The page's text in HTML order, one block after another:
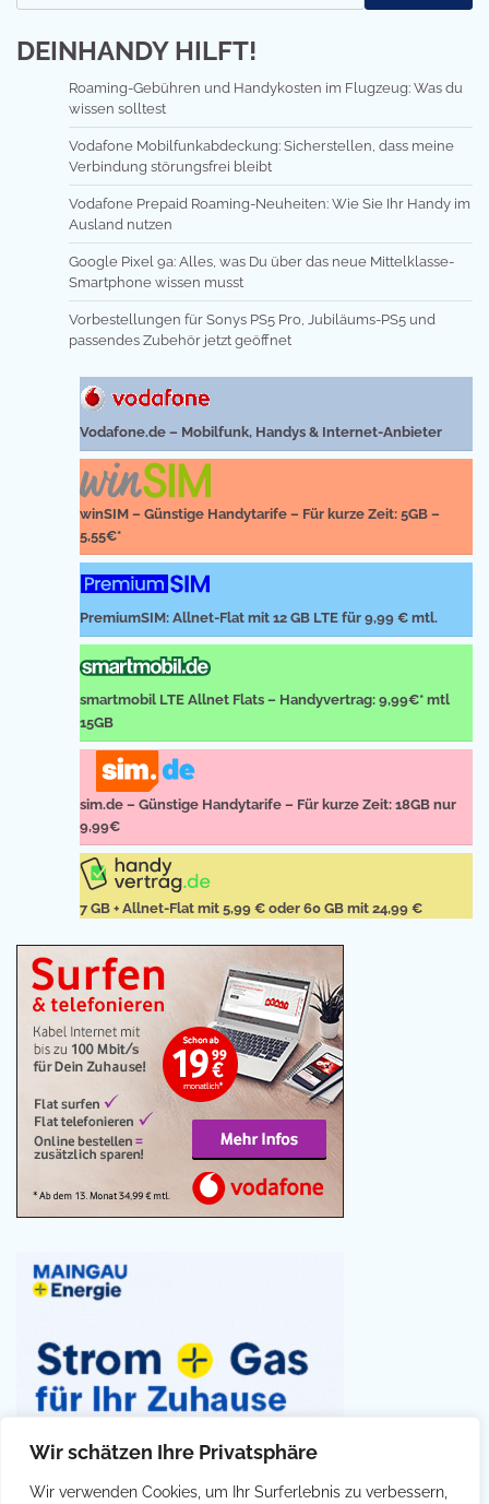
Wir schätzen Ihre Privatsphäre
Wir verwenden Cookies, um Ihr Surferlebnis zu verbessern,
DEINHANDY HILFT!
Roaming-Gebühren und Handykosten im Flugzeug: Was du
wissen solltest
Vodafone Mobilfunkabdeckung: Sicherstellen, dass meine
Verbindung störungsfrei bleibt
Vodafone Prepaid Roaming-Neuheiten: Wie Sie Ihr Handy im
Ausland nutzen
Google Pixel 9a: Alles, was Du über das neue Mittelklasse-
Smartphone wissen musst
Vorbestellungen für Sonys PS5 Pro, Jubiläums-PS5 und
passendes Zubehör jetzt geöffnet
Vodafone.de – Mobilfunk, Handys & Internet-Anbieter
winSIM – Günstige Handytarife – Für kurze Zeit: 5GB –
5,55€*
PremiumSIM: Allnet-Flat mit 12 GB LTE für 9,99 € mtl.
smartmobil LTE Allnet Flats – Handyvertrag: 9,99€* mtl
15GB
sim.de – Günstige Handytarife – Für kurze Zeit: 18GB nur
9,99€
7 GB + Allnet-Flat mit 5,99 € oder 60 GB mit 24,99 €